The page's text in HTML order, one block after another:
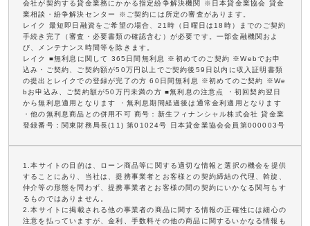
会社が契約する貸金業務にかかる指定紛争解決機関 ※日本貸金業協会 貸金
業相談・紛争解決センター ※ご契約には所定の審査があります。
レイク 最短即日融資をご希望の場合、21時（日曜日は18時）までのご契約
手続き完了（審査・必要書類の確認含む）が必要です。一部金融機関およ
び、メンテナンス時間等を除きます。
レイク ■無利息に関して 365日間無利息 ※初めてのご契約 ※Webでお申
込み・ご契約、ご契約額が50万円以上でご契約後59日以内に収入証明書類
の提出とレイクでの登録が完了の方 60日間無利息 ※初めてのご契約 ※We
bお申込み、ご契約額が50万円未満の方 ■無利息の注意点 ・初回契約翌日
から無利息適用となります ・無利息期間経過後は通常金利適用となります
・他の無利息商品との併用不可 商号：新生フィナンシャル株式会社 貸金業
登録番号：関東財務局長(11) 第01024号 日本貸金業協会会員第000003号
1.本サイトの目的は、ローン商品等に関する適切な情報と選択の機会を提供
することにあり、当社は、提携事業者とお客様との契約締結の代理、斡旋、
仲介等の形態を問わず、提携事業者とお客様の間の契約にいかなる関与もす
るものではありません。
2.本サイトに掲載される他の事業者の商品に関する情報の正確性には細心の
注意を払っていますが、金利、手数料その他の商品に関するいかなる情報も